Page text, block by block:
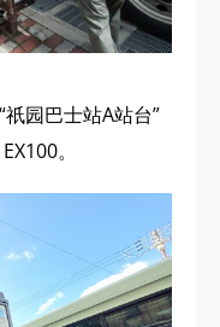
园巴士站A站台”
。